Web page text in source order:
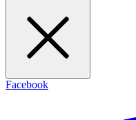
Facebook